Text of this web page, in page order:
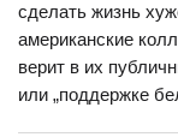
сделать жизнь
американские
верит в их
или „поддержке